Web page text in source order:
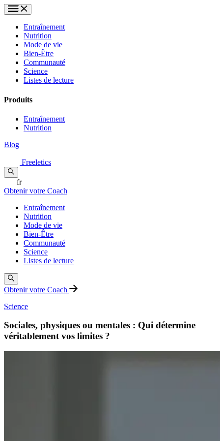
Entraînement
Nutrition
Mode de vie
Bien-Être
Communauté
Science
Listes de lecture
Produits
Entraînement
Nutrition
Blog
Freeletics
fr
Obtenir votre Coach
Entraînement
Nutrition
Mode de vie
Bien-Être
Communauté
Science
Listes de lecture
Obtenir votre Coach
Science
Sociales, physiques ou mentales : Qui détermine
véritablement vos limites ?